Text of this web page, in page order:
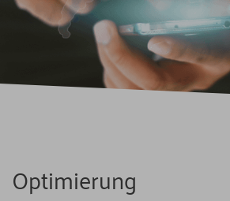
Optimierung